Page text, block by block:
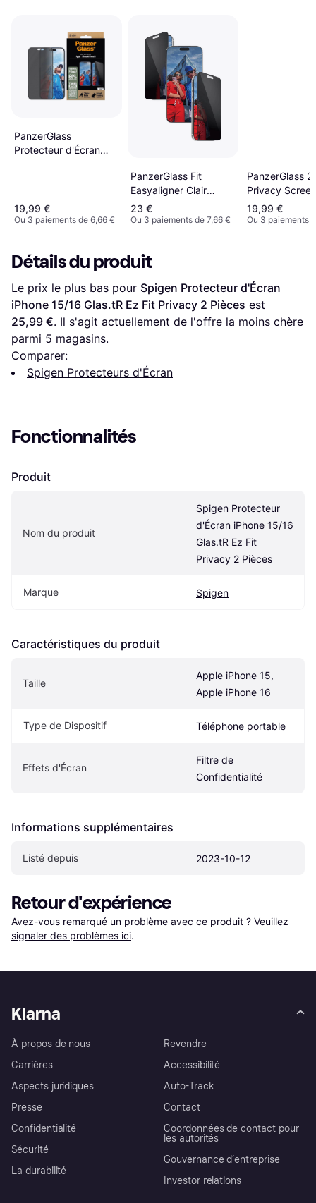
PanzerGlass
Protecteur d'Écran
EasyAligner Bord Noir
19,99 €
Ou 3 paiements de 6,66 €
PanzerGlass Fit
Easyaligner Clair
iPhone 17 Pro Max
23 €
Ou 3 paiements de 7,66 €
PanzerGlass
Privacy Screen
Protector
Pro
19,99 €
Ou 3 paiements
Détails du produit
Le prix le plus bas pour Spigen Protecteur d'Écran
iPhone 15/16 Glas.tR Ez Fit Privacy 2 Pièces
25,99 €. Il s'agit actuellement de l'offre la moins chère
parmi 5 magasins.
Comparer:
Spigen Protecteurs d'Écran
Fonctionnalités
Produit
Nom du produit
Spigen Protecteur
d'Écran iPhone 15/16
Glas.tR Ez Fit
Privacy 2 Pièces
Marque Spigen
Caractéristiques du produit
Taille
Apple iPhone 15,
Apple iPhone 16
Type de Dispositif Téléphone portable
Effets d'Écran
Filtre de
Confidentialité
Informations supplémentaires
Listé depuis 2023-10-12
Retour d'expérience
Avez-vous remarqué un problème avec ce produit ? Veuillez
signaler des problèmes ici.
Klarna
À propos de nous
Carrières
Aspects juridiques
Presse
Confidentialité
Sécurité
La durabilité
Revendre
Accessibilité
Auto-Track
Contact
Coordonnées de contact pour
les autorités
Gouvernance d’entreprise
Investor relations